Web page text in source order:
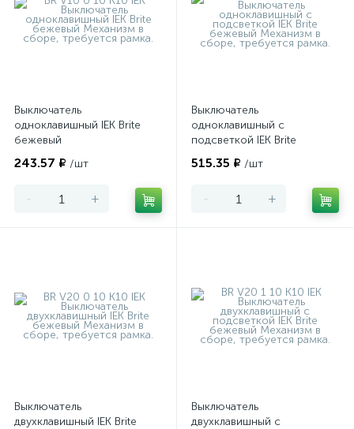
Выключатель
одноклавишный IEK Brite
бежевый
243.57 ₽ /шт
- +
Выключатель
одноклавишный с
подсветкой IEK Brite
515.35 ₽ /шт
- +
Выключатель
двухклавишный IEK Brite
Выключатель
двухклавишный с